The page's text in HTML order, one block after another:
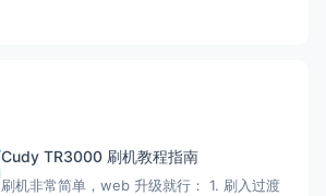
Cudy TR3000 刷机教程指南
刷机非常简单，web 升级就行： 1. 刷入过渡